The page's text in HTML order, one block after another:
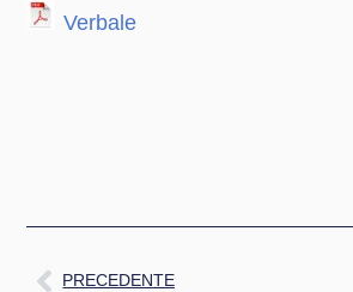
Verbale
PRECEDENTE